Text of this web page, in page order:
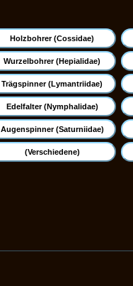
Holzbohrer (Cossidae)
Wurzelbohrer (Hepialidae)
Trägspinner (Lymantriidae)
Edelfalter (Nymphalidae)
Augenspinner (Saturniidae)
(Verschiedene)